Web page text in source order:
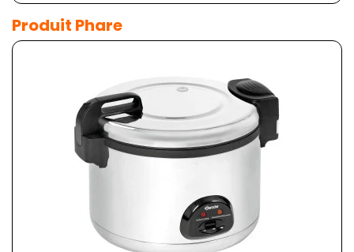
Produit Phare